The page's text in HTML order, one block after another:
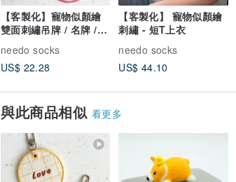
【客製化】寵物似顏繪
雙面刺繡吊牌 / 名牌 /
姓名電話
needo socks
US$ 22.28
【客製化】 寵物似顏繪
刺繡 - 短T上衣
needo socks
US$ 44.10
與此商品相似 看更多